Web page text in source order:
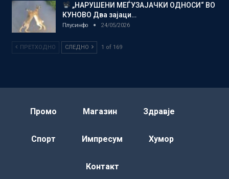
„НАРУШЕНИ МЕЃУЗАЈАЧКИ ОДНОСИ“ ВО
КУНОВО Два зајаци…
Плусинфо 24/05/2026
ПРЕТХОДНО СЛЕДНО 1 of 169
Промо Магазин Здравје
Спорт Импресум Хумор
Контакт